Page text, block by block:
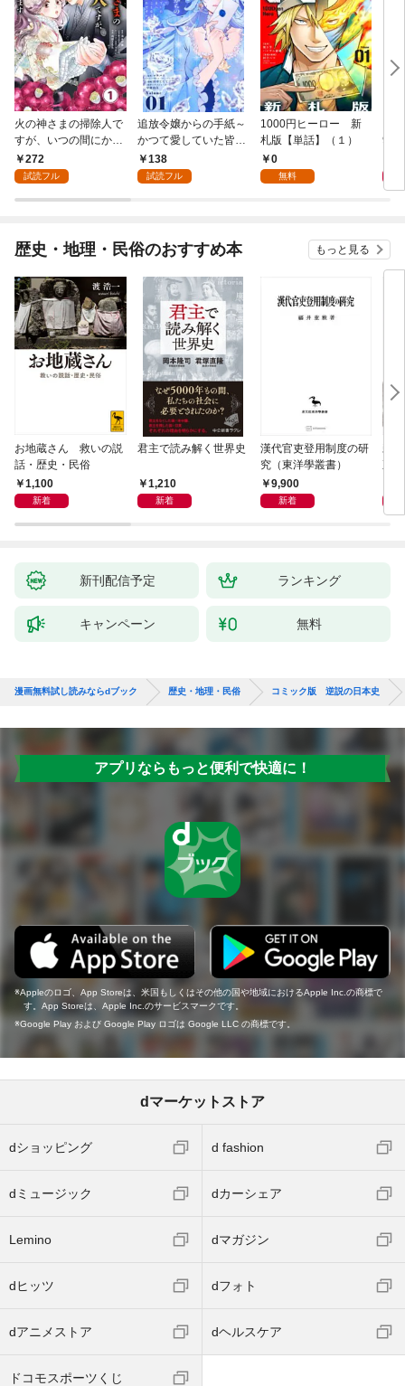
火の神さまの掃除人で
すが、いつの間にか花
嫁として溺愛されてい
ます【単話】（１）
272
試読フル
追放令嬢からの手紙～
かつて愛していた皆さ
まへ 私のことなどお忘
れですか？～【単話】
138
試読フル
1000円ヒーロー 新
札版【単話】（１）
0
無料
9.5
歴史・地理・民俗のおすすめ本 もっと見る
お地蔵さん 救いの説
話・歴史・民俗
1,100
新着
君主で読み解く世界史
1,210
新着
漢代官吏登用制度の研
究（東洋學叢書）
9,900
新着
親
直
新刊配信予定 ランキング
キャンペーン 無料
漫画無料試し読みならdブック 歴史・地理・民俗 コミック版 逆説の日本史
アプリならもっと便利で快適に！
Appleのロゴ、App Storeは、米国もしくはその他の国や地域におけるApple Inc.の商標で
す。App Storeは、Apple Inc.のサービスマークです。
Google Play および Google Play ロゴは Google LLC の商標です。
dマーケットストア
dショッピング d fashion
dミュージック dカーシェア
Lemino dマガジン
dヒッツ dフォト
dアニメストア dヘルスケア
ドコモスポーツくじ